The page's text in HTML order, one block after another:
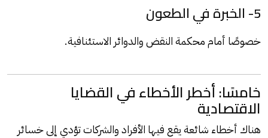
5- الخبرة في الطعون
خصوصًا أمام محكمة النقض والدوائر الاستئنافية.
خامسًا: أخطر الأخطاء في القضايا
الاقتصادية
هناك أخطاء شائعة يقع فيها الأفراد والشركات تؤدي إلى خسائر